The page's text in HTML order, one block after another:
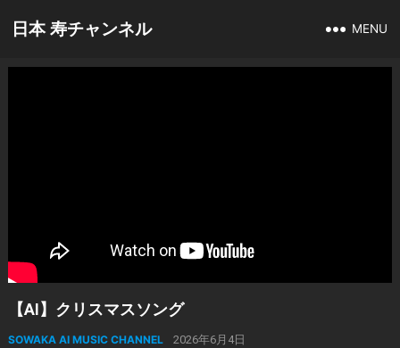
日本 寿チャンネル MENU
【AI】クリスマスソング
SOWAKA AI MUSIC CHANNEL 2026年6月4日